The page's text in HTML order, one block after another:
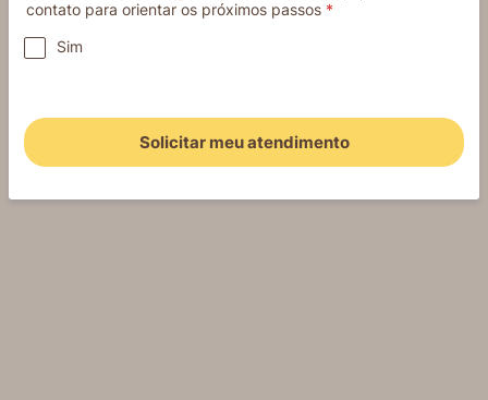
contato para orientar os próximos passos *
Sim
Solicitar meu atendimento